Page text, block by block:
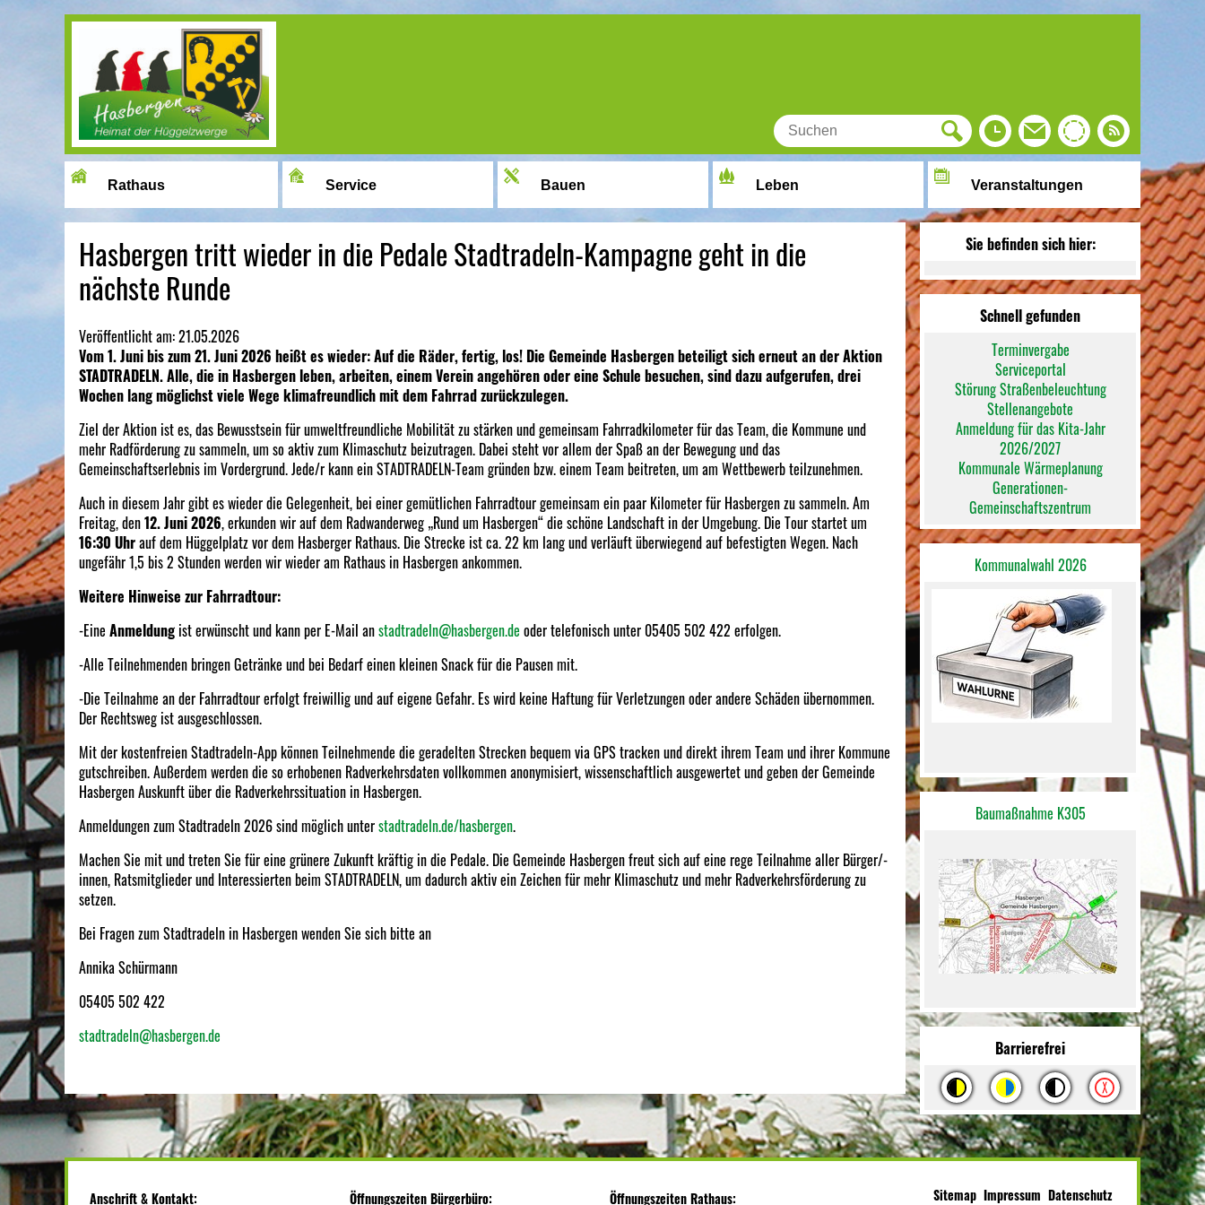
Image 01
Rathaus Service Bauen Leben Veranstaltungen
Hasbergen tritt wieder in die Pedale Stadtradeln-Kampagne geht in die
nächste Runde
Veröffentlicht am:21.05.2026
Vom 1. Juni bis zum 21. Juni 2026 heißt es wieder: Auf die Räder, fertig, los! Die Gemeinde Hasbergen beteiligt sich erneut an der Aktion
STADTRADELN. Alle, die in Hasbergen leben, arbeiten, einem Verein angehören oder eine Schule besuchen, sind dazu aufgerufen, drei
Wochen lang möglichst viele Wege klimafreundlich mit dem Fahrrad zurückzulegen.
Ziel der Aktion ist es, das Bewusstsein für umweltfreundliche Mobilität zu stärken und gemeinsam Fahrradkilometer für das Team, die Kommune und
mehr Radförderung zu sammeln, um so aktiv zum Klimaschutz beizutragen. Dabei steht vor allem der Spaß an der Bewegung und das
Gemeinschaftserlebnis im Vordergrund. Jede/r kann ein STADTRADELN-Team gründen bzw. einem Team beitreten, um am Wettbewerb teilzunehmen.
Auch in diesem Jahr gibt es wieder die Gelegenheit, bei einer gemütlichen Fahrradtour gemeinsam ein paar Kilometer für Hasbergen zu sammeln. Am
Freitag, den12. Juni 2026, erkunden wir auf dem Radwanderweg „Rund um Hasbergen“ die schöne Landschaft in der Umgebung. Die Tour startet um
16:30 Uhrauf dem Hüggelplatz vor dem Hasberger Rathaus. Die Strecke ist ca. 22 km lang und verläuft überwiegend auf befestigten Wegen. Nach
ungefähr 1,5 bis 2 Stunden werden wir wieder am Rathaus in Hasbergen ankommen.
Weitere Hinweise zur Fahrradtour:
-Eine Anmeldung ist erwünscht und kann per E-Mail anstadtradeln@hasbergen.de oder telefonisch unter 05405 502 422 erfolgen.
-Alle Teilnehmenden bringen Getränke und bei Bedarf einen kleinen Snack für die Pausen mit.
-Die Teilnahme an der Fahrradtour erfolgt freiwillig und auf eigene Gefahr. Es wird keine Haftung für Verletzungen oder andere Schäden übernommen.
Der Rechtsweg ist ausgeschlossen.
Mit der kostenfreien Stadtradeln-App können Teilnehmende die geradelten Strecken bequem via GPS tracken und direkt ihrem Team und ihrer Kommune
gutschreiben. Außerdem werden die so erhobenen Radverkehrsdaten vollkommen anonymisiert, wissenschaftlich ausgewertet und geben der Gemeinde
Hasbergen Auskunft über die Radverkehrssituation in Hasbergen.
Anmeldungen zum Stadtradeln 2026 sind möglich unterstadtradeln.de/hasbergen.
Machen Sie mit und treten Sie für eine grünere Zukunft kräftig in die Pedale. Die Gemeinde Hasbergen freut sich auf eine rege Teilnahme aller Bürger/-
innen, Ratsmitglieder und Interessierten beim STADTRADELN, um dadurch aktiv ein Zeichen für mehr Klimaschutz und mehr Radverkehrsförderung zu
setzen.
Bei Fragen zum Stadtradeln in Hasbergen wenden Sie sich bitte an
Annika Schürmann
05405 502 422
stadtradeln@hasbergen.de
Sie befinden sich hier:
Schnell gefunden
Terminvergabe
Serviceportal
Störung Straßenbeleuchtung
Stellenangebote
Anmeldung für das Kita-Jahr
2026/2027
Kommunale Wärmeplanung
Generationen-
Gemeinschaftszentrum
Kommunalwahl 2026
Baumaßnahme K305
Barrierefrei
Anschrift & Kontakt: Öffnungszeiten Bürgerbüro: Öffnungszeiten Rathaus: Sitemap Impressum Datenschutz